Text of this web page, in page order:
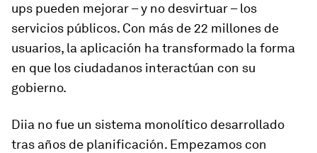
ups pueden mejorar – y no desvirtuar – los
servicios públicos. Con más de 22 millones de
usuarios, la aplicación ha transformado la forma
en que los ciudadanos interactúan con su
gobierno.
Diia no fue un sistema monolítico desarrollado
tras años de planificación. Empezamos con